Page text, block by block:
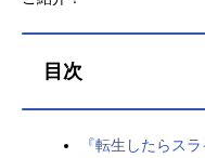
今期アニメ曜日別一覧
男性声優/女性声優一覧
目次
『転生したらス